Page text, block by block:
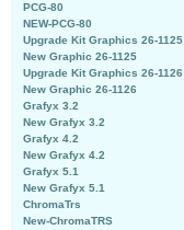
PCG-80
NEW-PCG-80
Upgrade Kit Graphics 26-1125
New Graphic 26-1125
Upgrade Kit Graphics 26-1126
New Graphic 26-1126
Grafyx 3.2
New Grafyx 3.2
Grafyx 4.2
New Grafyx 4.2
Grafyx 5.1
New Grafyx 5.1
ChromaTrs
New-ChromaTRS